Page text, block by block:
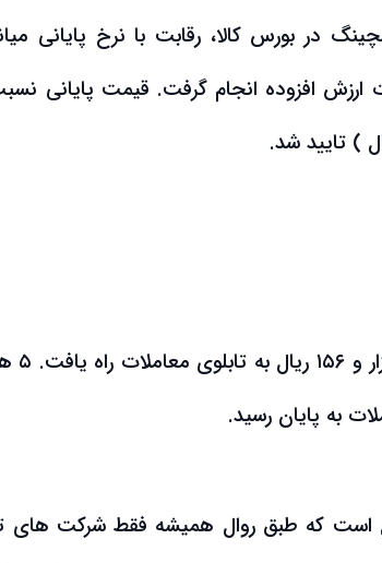
در بورس کالا، رقابت با نرخ پایانی
در ادامه ۷
است که طبق روال همیشه فقط شرکت های